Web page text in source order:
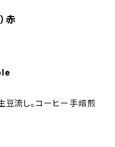
赤
流し。コーヒー手焙煎